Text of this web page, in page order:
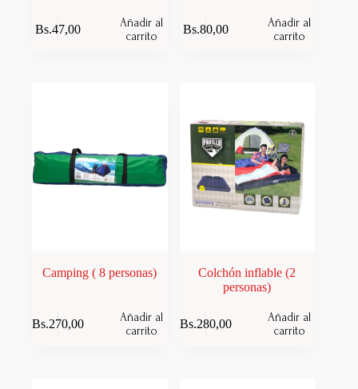
Bs.47,00
Añadir al
carrito
Bs.80,00
Añadir al
carrito
Camping ( 8 personas)
Bs.270,00
Añadir al
carrito
Colchón inflable (2
personas)
Bs.280,00
Añadir al
carrito